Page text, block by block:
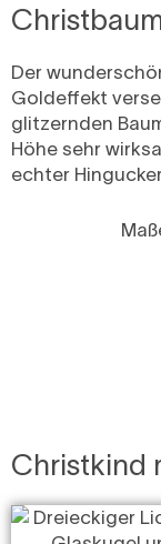
Der
Goldeffekt
glitzernden
Höhe sehr
echter
Christkind